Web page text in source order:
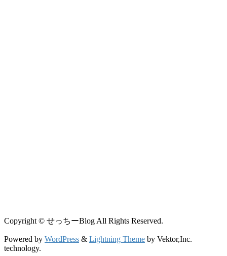
Copyright © せっちーBlog All Rights Reserved.
Powered by WordPress & Lightning Theme by Vektor,Inc.
technology.